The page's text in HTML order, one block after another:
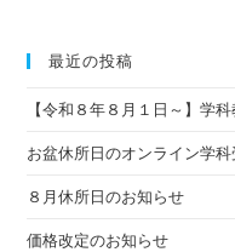
最近の投稿
【令和８年８月１日～】学
お盆休所日のオンライン学
８月休所日のお知らせ
価格改定のお知らせ